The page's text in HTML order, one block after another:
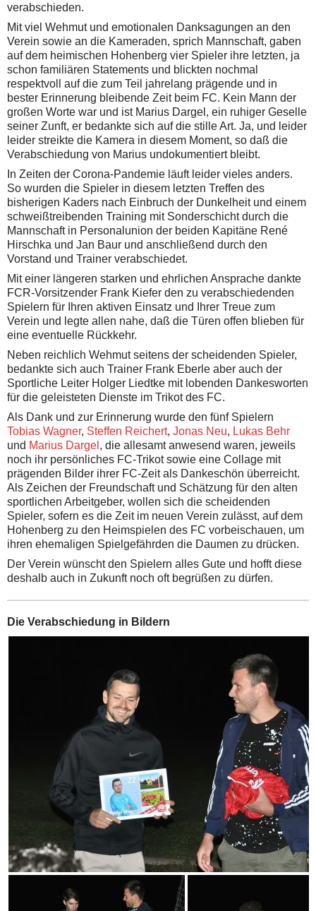
verabschieden.
Mit viel Wehmut und emotionalen Danksagungen an den
Verein sowie an die Kameraden, sprich Mannschaft, gaben
auf dem heimischen Hohenberg vier Spieler ihre letzten, ja
schon familiären Statements und blickten nochmal
respektvoll auf die zum Teil jahrelang prägende und in
bester Erinnerung bleibende Zeit beim FC. Kein Mann der
großen Worte war und ist Marius Dargel, ein ruhiger Geselle
seiner Zunft, er bedankte sich auf die stille Art. Ja, und leider
leider streikte die Kamera in diesem Moment, so daß die
Verabschiedung von Marius undokumentiert bleibt.
In Zeiten der Corona-Pandemie läuft leider vieles anders.
So wurden die Spieler in diesem letzten Treffen des
bisherigen Kaders nach Einbruch der Dunkelheit und einem
schweißtreibenden Training mit Sonderschicht durch die
Mannschaft in Personalunion der beiden Kapitäne René
Hirschka und Jan Baur und anschließend durch den
Vorstand und Trainer verabschiedet.
Mit einer längeren starken und ehrlichen Ansprache dankte
FCR-Vorsitzender Frank Kiefer den zu verabschiedenden
Spielern für Ihren aktiven Einsatz und Ihrer Treue zum
Verein und legte allen nahe, daß die Türen offen blieben für
eine eventuelle Rückkehr.
Neben reichlich Wehmut seitens der scheidenden Spieler,
bedankte sich auch Trainer Frank Eberle aber auch der
Sportliche Leiter Holger Liedtke mit lobenden Dankesworten
für die geleisteten Dienste im Trikot des FC.
Als Dank und zur Erinnerung wurde den fünf Spielern
Tobias Wagner, Steffen Reichert, Jonas Neu, Lukas Behr
und Marius Dargel , die allesamt anwesend waren, jeweils
noch ihr persönliches FC-Trikot sowie eine Collage mit
prägenden Bilder ihrer FC-Zeit als Dankeschön überreicht.
Als Zeichen der Freundschaft und Schätzung für den alten
sportlichen Arbeitgeber, wollen sich die scheidenden
Spieler, sofern es die Zeit im neuen Verein zulässt, auf dem
Hohenberg zu den Heimspielen des FC vorbeischauen, um
ihren ehemaligen Spielgefährden die Daumen zu drücken.
Der Verein wünscht den Spielern alles Gute und hofft diese
deshalb auch in Zukunft noch oft begrüßen zu dürfen.
Die Verabschiedung in Bildern